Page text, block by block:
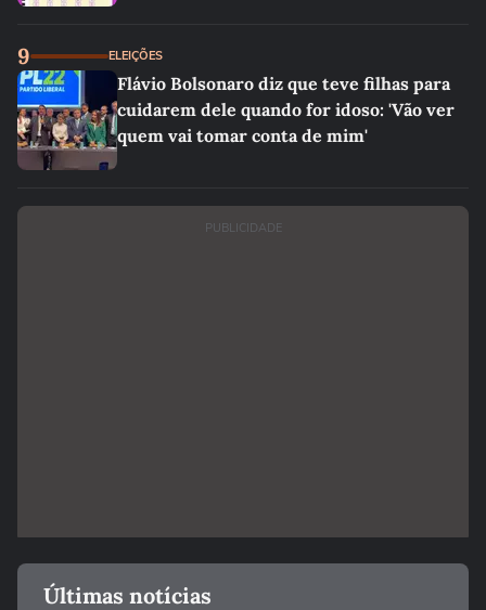
9 ELEIÇÕES
Flávio Bolsonaro diz que teve filhas para
cuidarem dele quando for idoso: 'Vão ver
quem vai tomar conta de mim'
PUBLICIDADE
Últimas notícias